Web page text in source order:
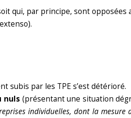
qui, par principe, sont opposées
subis par les TPE s’est détérioré.
nuls (présentant une situation
individuelles, dont la mesure